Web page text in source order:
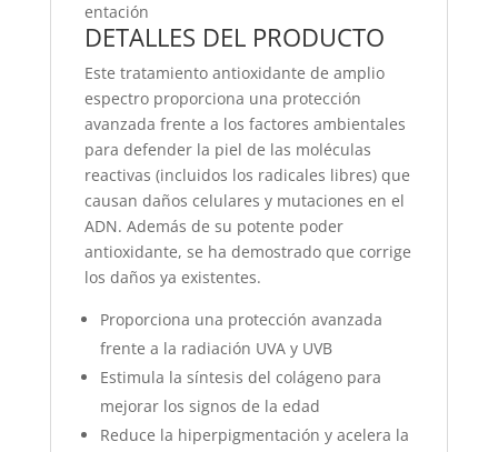
entación
DETALLES DEL PRODUCTO
Este tratamiento antioxidante de amplio
espectro proporciona una protección
avanzada frente a los factores ambientales
para defender la piel de las moléculas
reactivas (incluidos los radicales libres) que
causan daños celulares y mutaciones en el
ADN. Además de su potente poder
antioxidante, se ha demostrado que corrige
los daños ya existentes.
Proporciona una protección avanzada
frente a la radiación UVA y UVB
Estimula la síntesis del colágeno para
mejorar los signos de la edad
Reduce la hiperpigmentación y acelera la